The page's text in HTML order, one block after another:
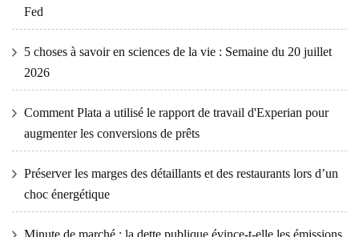
Fed
5 choses à savoir en sciences de la vie : Semaine du 20 juillet
2026
Comment Plata a utilisé le rapport de travail d'Experian pour
augmenter les conversions de prêts
Préserver les marges des détaillants et des restaurants lors d’un
choc énergétique
Minute de marché : la dette publique évince-t-elle les émissions